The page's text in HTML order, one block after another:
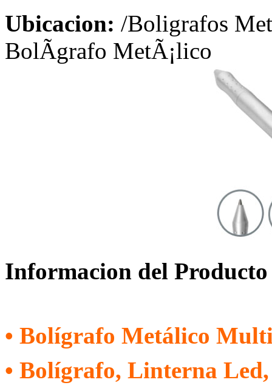
Ubicacion: /Boligrafos
BolÃ­grafo MetÃ¡lico
Informacion del Producto
• Bolígrafo Metálico
• Bolígrafo, Linterna